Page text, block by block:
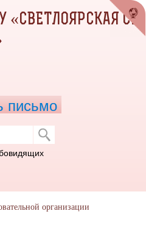
«СВЕТЛОЯРСКАЯ СШ
письмо
организации